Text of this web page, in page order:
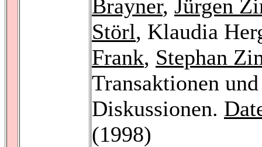
Brayner, Jürgen
Störl, Klaudia
Frank, Stephan
Transaktionen
Diskussionen.
(1998)